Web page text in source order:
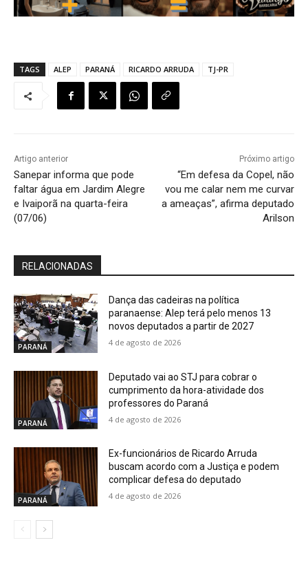
TAGS ALEP PARANÁ RICARDO ARRUDA TJ-PR
Artigo anterior
Sanepar informa que pode
faltar água em Jardim Alegre
e Ivaiporã na quarta-feira
(07/06)
Próximo artigo
“Em defesa da Copel, não
vou me calar nem me curvar
a ameaças”, afirma deputado
Arilson
RELACIONADAS
PARANÁ
Dança das cadeiras na política
paranaense: Alep terá pelo menos 13
novos deputados a partir de 2027
4 de agosto de 2026
PARANÁ
Deputado vai ao STJ para cobrar o
cumprimento da hora-atividade dos
professores do Paraná
4 de agosto de 2026
PARANÁ
Ex-funcionários de Ricardo Arruda
buscam acordo com a Justiça e podem
complicar defesa do deputado
4 de agosto de 2026